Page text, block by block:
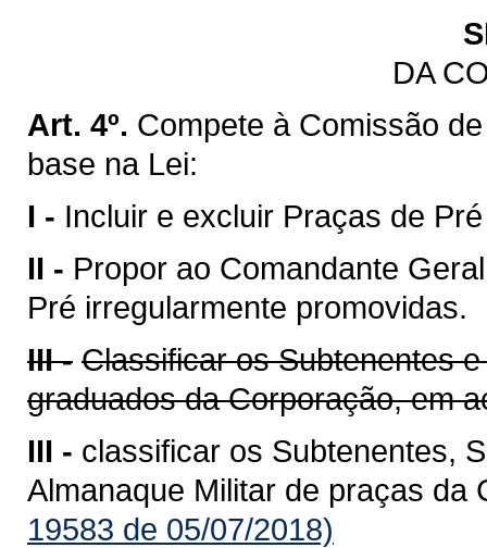
DA
Art. 4º. Compete à Comissão
base na Lei:
I - Incluir e excluir Praças de
II - Propor ao Comandante
Pré irregularmente promovidas.
III - Classificar os Subtenentes
graduados da Corporação, em
III - classificar os Subtenentes,
Almanaque Militar de praças da
19583 de 05/07/2018)